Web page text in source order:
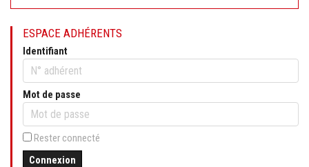
ESPACE ADHÉRENTS
Identifiant
Mot de passe
Rester connecté
Connexion